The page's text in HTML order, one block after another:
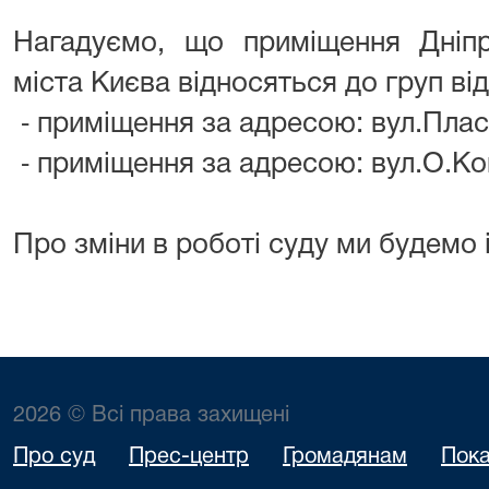
Нагадуємо, що приміщення
міста Києва відносяться до груп
⁃ приміщення за адресою:
⁃ приміщення за адресою:
Про зміни в роботі суду ми
2026 © Всі права захищені
Про суд Прес-центр Громадянам